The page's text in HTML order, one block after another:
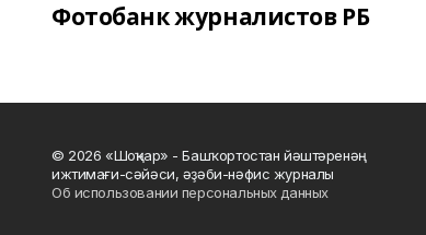
Фотобанк журналистов РБ
© 2026 «Шоңҡар» - Башҡортостан йәштәренәң
ижтимағи-сәйәси, әҙәби-нәфис журналы
Об использовании персональных данных